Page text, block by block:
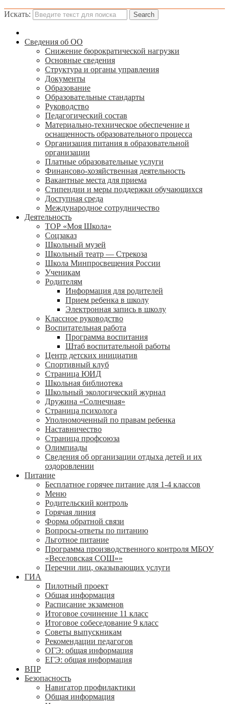
Искать:
Сведения об ОО
Снижение бюрократической нагрузки
Основные сведения
Структура и органы управления
Документы
Образование
Образовательные стандарты
Руководство
Педагогический состав
Материально-техническое обеспечение и
оснащенность образовательного процесса
Организация питания в образовательной
организации
Платные образовательные услуги
Финансово-хозяйственная деятельность
Вакантные места для приема
Стипендии и меры поддержки обучающихся
Доступная среда
Международное сотрудничество
Деятельность
ТОР «Моя Школа»
Соцзаказ
Школьный музей
Школьный театр — Стрекоза
Школа Минпросвещения России
Ученикам
Родителям
Информация для родителей
Прием ребенка в школу
Электронная запись в школу
Классное руководство
Воспитательная работа
Программа воспитания
Штаб воспитательной работы
Центр детских инициатив
Спортивный клуб
Страница ЮИД
Школьная библиотека
Школьный экологический журнал
Дружина «Солнечная»
Страница психолога
Уполномоченный по правам ребенка
Наставничество
Страница профсоюза
Олимпиады
Сведения об организации отдыха детей и их
оздоровлении
Питание
Бесплатное горячее питание для 1-4 классов
Меню
Родительский контроль
Горячая линия
Форма обратной связи
Вопросы-ответы по питанию
Льготное питание
Программа производственного контроля МБОУ
«Веселовская СОШ»»
Перечни лиц, оказывающих услуги
ГИА
Пилотный проект
Общая информация
Расписание экзаменов
Итоговое сочинение 11 класс
Итоговое собеседование 9 класс
Советы выпускникам
Рекомендации педагогов
ОГЭ: общая информация
ЕГЭ: общая информация
ВПР
Безопасность
Навигатор профилактики
Общая информация